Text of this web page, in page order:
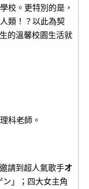
校。更特別的是，
類！？以此為契
的溫馨校園生活就
科老師。
請到超人氣歌手オ
」；四大女主角